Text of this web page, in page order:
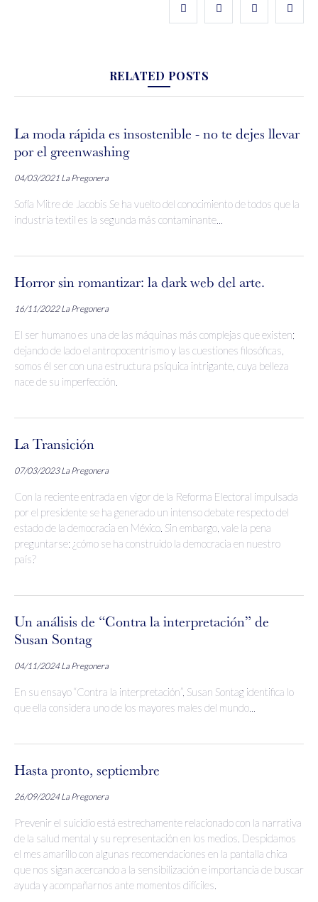
RELATED POSTS
La moda rápida es insostenible - no te dejes llevar
por el greenwashing
04/03/2021 La Pregonera
Sofía Mitre de Jacobis Se ha vuelto del conocimiento de todos que la
industria textil es la segunda más contaminante...
Horror sin romantizar: la dark web del arte.
16/11/2022 La Pregonera
El ser humano es una de las máquinas más complejas que existen;
dejando de lado el antropocentrismo y las cuestiones filosóficas,
somos él ser con una estructura psíquica intrigante, cuya belleza
nace de su imperfección.
La Transición
07/03/2023 La Pregonera
Con la reciente entrada en vigor de la Reforma Electoral impulsada
por el presidente se ha generado un intenso debate respecto del
estado de la democracia en México. Sin embargo, vale la pena
preguntarse: ¿cómo se ha construido la democracia en nuestro
país?
Un análisis de “Contra la interpretación” de
Susan Sontag
04/11/2024 La Pregonera
En su ensayo “Contra la interpretación”, Susan Sontag identifica lo
que ella considera uno de los mayores males del mundo...
Hasta pronto, septiembre
26/09/2024 La Pregonera
Prevenir el suicidio está estrechamente relacionado con la narrativa
de la salud mental y su representación en los medios. Despidamos
el mes amarillo con algunas recomendaciones en la pantalla chica
que nos sigan acercando a la sensibilización e importancia de buscar
ayuda y acompañarnos ante momentos difíciles.